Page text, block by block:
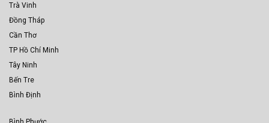
Trà Vinh
Đồng Tháp
Cần Thơ
TP Hồ Chí Minh
Tây Ninh
Bến Tre
Bình Định